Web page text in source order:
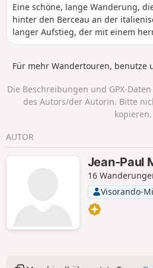
Eine schöne, lange Wanderung,
hinter den Berceau an der
langer Aufstieg, der mit einem
Küste von Monaco bis nach
Weg von Monti nach Castellar
Für mehr Wandertouren, benutze
Die Beschreibungen und GPX-
des Autors/der Autorin. Bitte
kopieren.
AUTOR
Jean-Paul
16
Visorando-